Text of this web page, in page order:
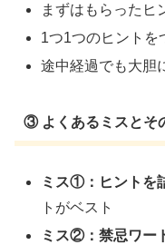
まずはもらったヒ
1つ1つのヒントを
途中経過でも大胆
③ よくあるミスとそ
ミス①：ヒントを
トがベスト
ミス②：禁忌ワー